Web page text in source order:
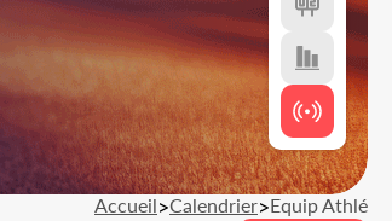
Accueil>Calendrier>Equip Athlé